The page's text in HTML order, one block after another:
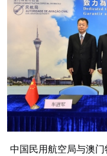
中国民用航空局与澳